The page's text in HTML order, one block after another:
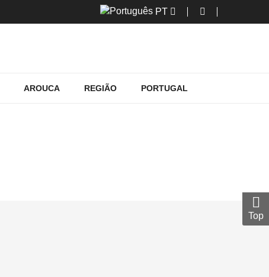
PT
AROUCA REGIÃO PORTUGAL
Top